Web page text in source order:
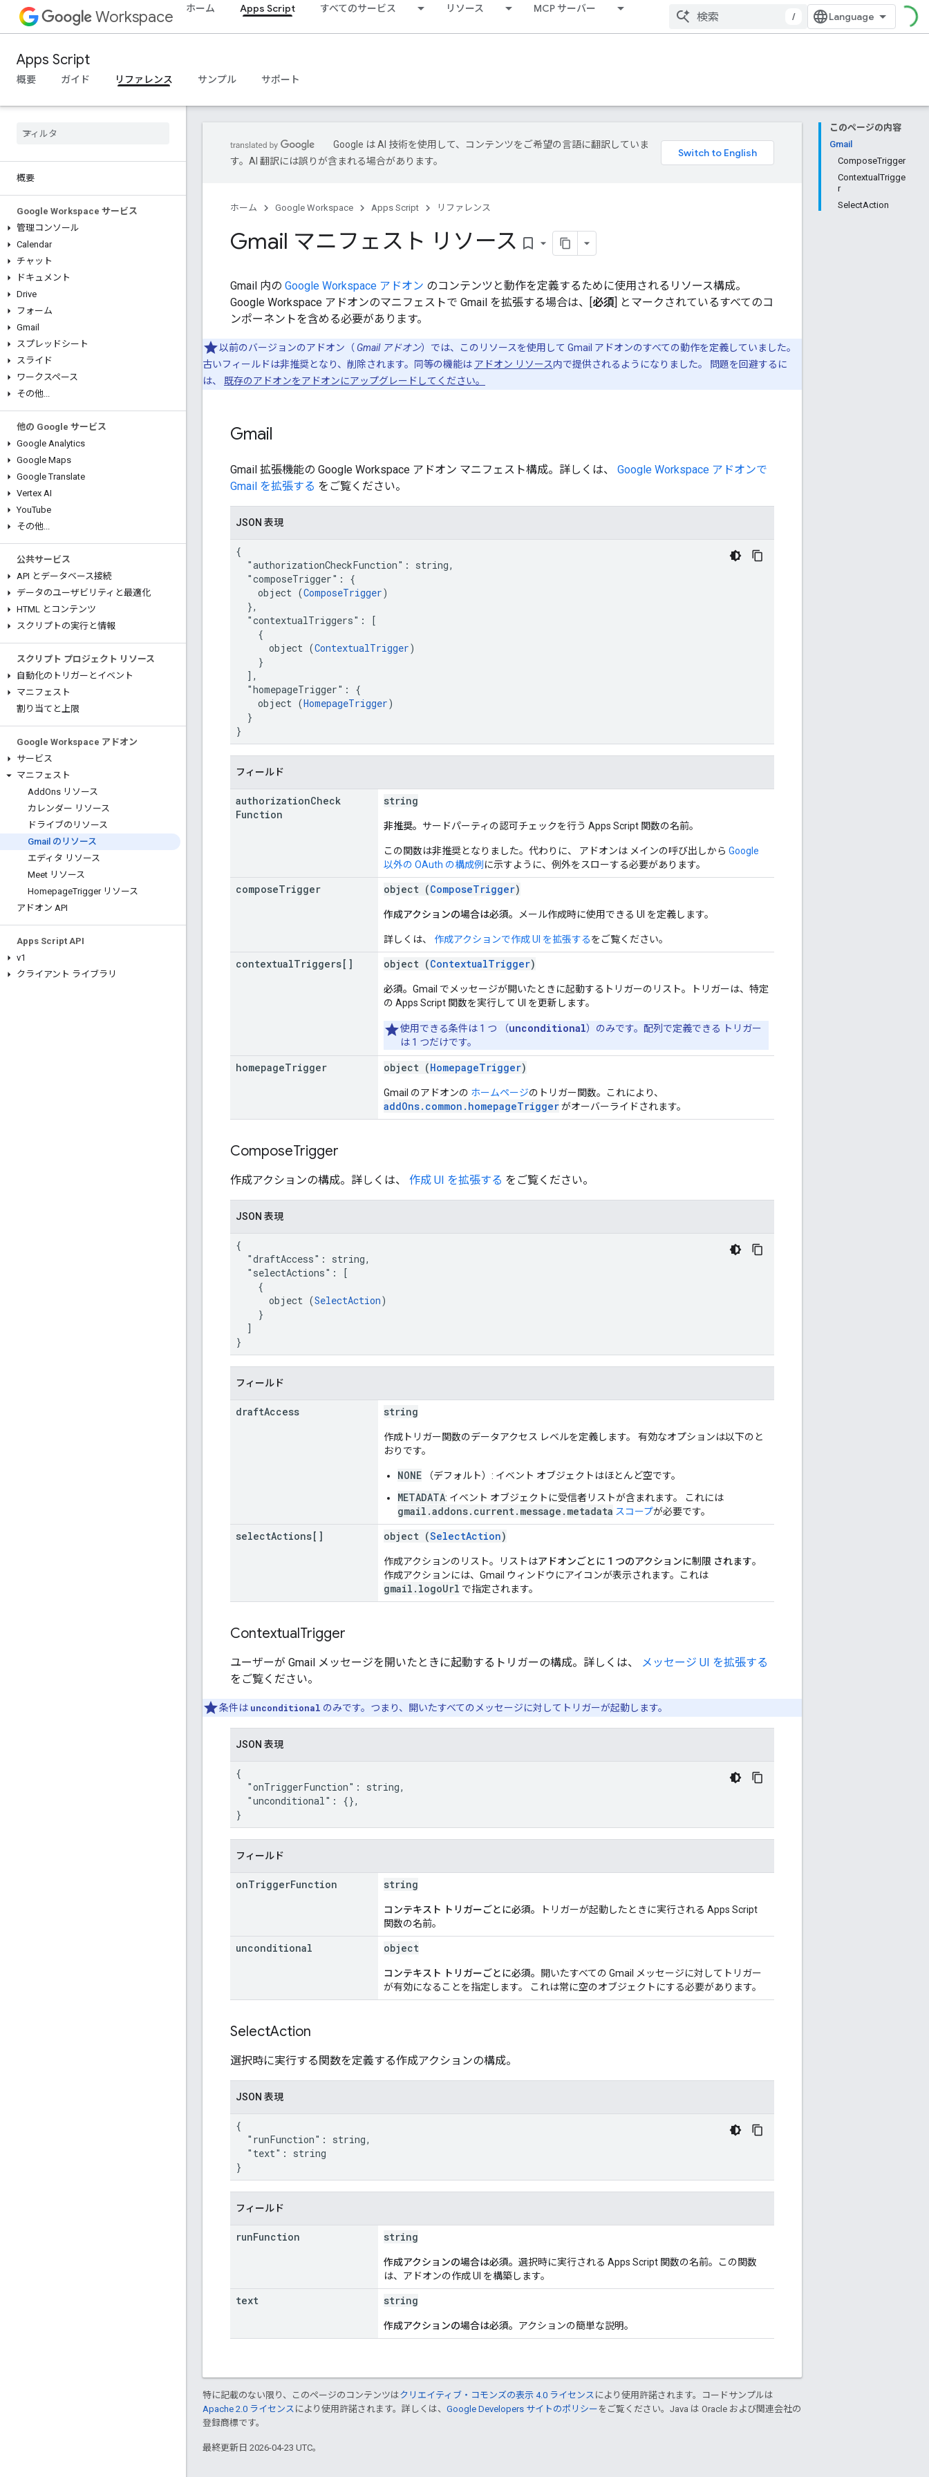
Workspace ホーム Apps Script すべてのサービス リソース MCP サーバー
/
Apps Script
概要 ガイド リファレンス サンプル サポート
概要
Google Workspace サービス
管理コンソール
Calendar
チャット
ドキュメント
Drive
フォーム
Gmail
スプレッドシート
スライド
ワークスペース
その他...
他の Google サービス
Google Analytics
Google Maps
Google Translate
Vertex AI
YouTube
その他...
公共サービス
API とデータベース接続
データのユーザビリティと最適化
HTML とコンテンツ
スクリプトの実行と情報
スクリプト プロジェクト リソース
自動化のトリガーとイベント
マニフェスト
割り当てと上限
Google Workspace アドオン
サービス
マニフェスト
AddOns リソース
カレンダー リソース
ドライブのリソース
Gmail のリソース
エディタ リソース
Meet リソース
HomepageTrigger リソース
アドオン API
Apps Script API
v1
クライアント ライブラリ
このページの内容
Gmail
ComposeTrigger
ContextualTrigge
r
SelectAction
Google は AI 技術を使用して、コンテンツをご希望の言語に翻訳していま
す。AI 翻訳には誤りが含まれる場合があります。
ホーム Google Workspace Apps Script リファレンス
Gmail マニフェスト リソース bookmark_border
Gmail 内の Google Workspace アドオン のコンテンツと動作を定義するために使用されるリソース構成。
Google Workspace アドオンのマニフェストで Gmail を拡張する場合は、[必須] とマークされているすべてのコ
ンポーネントを含める必要があります。
以前のバージョンのアドオン（ Gmail アドオン）では、このリソースを使用して Gmail アドオンのすべての動作を定義していました。
古いフィールドは非推奨となり、削除されます。同等の機能は アドオン リソース内で提供されるようになりました。 問題を回避するに
は、 既存のアドオンをアドオンにアップグレードしてください。
Gmail
Gmail 拡張機能の Google Workspace アドオン マニフェスト構成。詳しくは、 Google Workspace アドオンで
Gmail を拡張する をご覧ください。
JSON 表現
{
  "authorizationCheckFunction": string,
  "composeTrigger": {
    object (
ComposeTrigger)
  },
  "contextualTriggers": [
    {
      object (
ContextualTrigger)
    }
  ],
  "homepageTrigger": {
    object (
HomepageTrigger)
  }
}
フィールド
authorizationCheck
Function
string
非推奨。 サードパーティの認可チェックを行う Apps Script 関数の名前。
この関数は非推奨となりました。代わりに、 アドオンは メインの呼び出しから Google
以外の OAuth の構成例 に示すように、例外をスローする必要があります。
composeTrigger object (ComposeTrigger)
作成アクションの場合は必須。 メール作成時に使用できる UI を定義します。
詳しくは、 作成アクションで作成 UI を拡張するをご覧ください。
contextualTriggers[] object (ContextualTrigger)
必須。 Gmail でメッセージが開いたときに起動するトリガーのリスト。トリガーは、特定
の Apps Script 関数を実行して UI を更新します。
使用できる条件は 1 つ （unconditional）のみです。配列で定義できる トリガー
は 1 つだけです。
homepageTrigger object (HomepageTrigger)
Gmail のアドオンの ホームページのトリガー関数。これにより、
addOns.common.homepageTriggerがオーバーライドされます。
ComposeTrigger
作成アクションの構成。詳しくは、 作成 UI を拡張する をご覧ください。
JSON 表現
{
  "draftAccess": string,
  "selectActions": [
    {
      object (
SelectAction)
    }
  ]
}
フィールド
draftAccess string
作成トリガー関数のデータアクセス レベルを定義します。 有効なオプションは以下のと
おりです。
NONE （デフォルト）: イベント オブジェクトはほとんど空です。
METADATA: イベント オブジェクトに受信者リストが含まれます。 これには
gmail.addons.current.message.metadata スコープが必要です。
selectActions[] object (SelectAction)
作成アクションのリスト。リストはアドオンごとに 1 つのアクションに制限 されます。
作成アクションには、Gmail ウィンドウにアイコンが表示されます。これは
gmail.logoUrl で指定されます。
ContextualTrigger
ユーザーが Gmail メッセージを開いたときに起動するトリガーの構成。詳しくは、
メッセージ UI を拡張する
をご覧ください。
条件は unconditional のみです。つまり、開いたすべてのメッセージに対してトリガーが起動します。
JSON 表現
{
  "onTriggerFunction": string,
  "unconditional": {},
}
フィールド
onTriggerFunction string
コンテキスト トリガーごとに必須。
トリガーが起動したときに実行される Apps Script
関数の名前。
unconditional object
コンテキスト トリガーごとに必須。
開いたすべての Gmail メッセージに対してトリガー
が有効になることを指定します。 これは常に空のオブジェクトにする必要があります。
SelectAction
選択時に実行する関数を定義する作成アクションの構成。
JSON 表現
{
  "runFunction": string,
  "text": string
}
フィールド
runFunction string
作成アクションの場合は必須。 選択時に実行される Apps Script 関数の名前。この関数
は、アドオンの作成 UI を構築します。
text string
作成アクションの場合は必須。 アクションの簡単な説明。
特に記載のない限り、このページのコンテンツはクリエイティブ・コモンズの表示 4.0 ライセンス により使用許諾されます。コードサンプルは
Apache 2.0 ライセンス により使用許諾されます。詳しくは、 Google Developers サイトのポリシー をご覧ください。Java は Oracle および関連会社の
登録商標です。
最終更新日 2026-04-23 UTC。